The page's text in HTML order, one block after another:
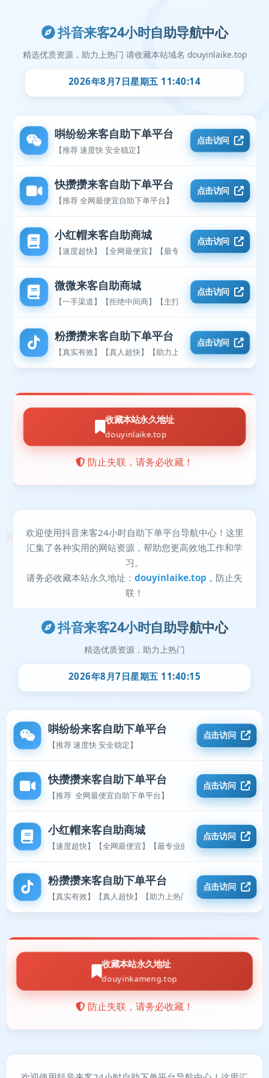
抖音来客24小时自助导航中心
精选优质资源，助力上热门
2026年8月7日星期五 11:40:15
唞纷纷来客自助下单平台
【推荐 速度快 安全稳定】
点击访问
快攒攒来客自助下单平台
【推荐 全网最便宜自助下单平台】
点击访问
小红帽来客自助商城
【速度超快】【全网最便宜】【最专业的平台】
点击访问
粉攒攒来客自助下单平台
【真实有效】【真人超快】【助力上热门】
点击访问
收藏本站永久地址
douyinkameng.top
防止失联，请务必收藏！